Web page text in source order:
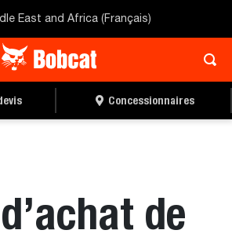
East and Africa (Français)
Concessionnaires
de